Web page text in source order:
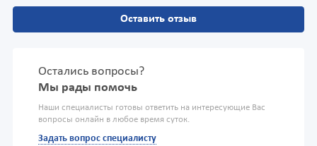
Оставить отзыв
Остались вопросы?
Мы рады помочь
Наши специалисты готовы ответить на интересующие Вас
вопросы онлайн в любое время суток.
Задать вопрос специалисту